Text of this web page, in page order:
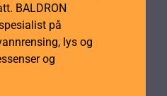
BALDRON
på
lys og
og